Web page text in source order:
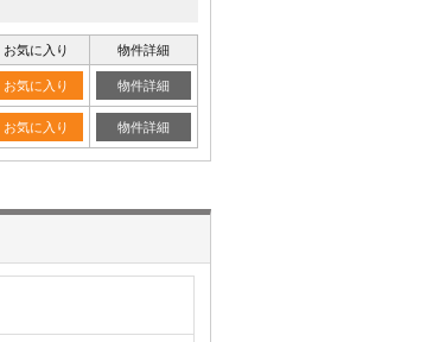
お気に入り 物件詳細
お気に入り 物件詳細
お気に入り 物件詳細